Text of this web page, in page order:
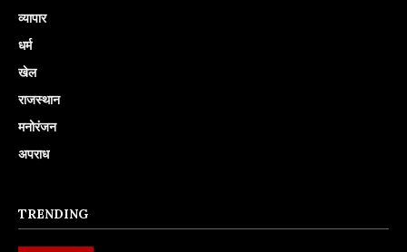
व्यापार
धर्म
खेल
राजस्थान
मनोरंजन
अपराध
TRENDING